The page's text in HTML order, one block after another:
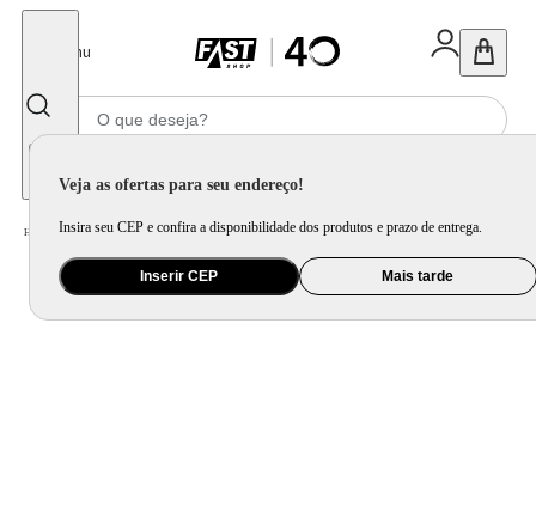
Menu
Veja as ofertas para seu endereço!
Insira seu CEP e confira a disponibilidade dos produtos e prazo de entrega.
Inserir CEP Mais tarde
Home Utilidade Doméstica Mesa / Garrafa Térmica